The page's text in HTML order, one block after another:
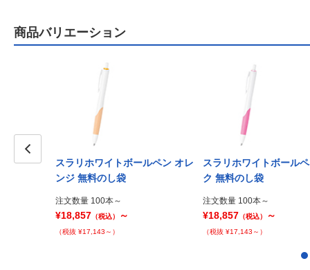
商品バリエーション
スラリホワイトボールペン オレ
ンジ 無料のし袋
注文数量 100本～
¥18,857 （税込） ～
（税抜 ¥17,143～）
スラリホワイトボール
ク 無料のし袋
注文数量 100本～
¥18,857 （税込） ～
（税抜 ¥17,143～）